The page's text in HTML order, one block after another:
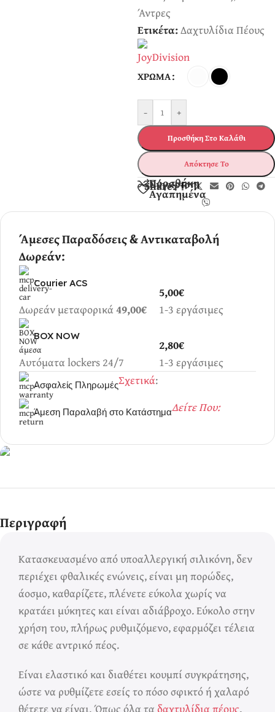
Άντρες
Ετικέτα:Δαχτυλίδια Πέους
ΧΡΏΜΑ
- +
Προσθήκη Στο Καλάθι
Απόκτησε Το
Σύγκριση
Προσθήκη
Αγαπημένα
Share:
Άμεσες Παραδόσεις & Αντικαταβολή
Δωρεάν:
Courier ACS
Δωρεάν μεταφορικά49,00€ 1-3 εργάσιμες
5,00€
BOX NOW
Αυτόματα lockers 24/7 1-3 εργάσιμες
2,80€
Ασφαλείς ΠληρωμέςΣχετικά:
Άμεση Παραλαβή στο ΚατάστημαΔείτε Που:
Ερωτικά Παιχνίδια
Friday!
Περιγραφή
Κατασκευασμένο από υποαλλεργική σιλικόνη, δεν
περιέχει φθαλικές ενώνεις, είναι μη πορώδες,
άοσμο, καθαρίζετε, πλένετε εύκολα χωρίς να
κρατάει μύκητες και είναι αδιάβροχο. Εύκολο στην
χρήση του, πλήρως ρυθμιζόμενο, εφαρμόζει τέλεια
σε κάθε αντρικό πέος.
Είναι ελαστικό και διαθέτει κουμπί συγκράτησης,
ώστε να ρυθμίζετε εσείς το πόσο σφικτό ή χαλαρό
θέτετε να είναι. Όπως όλα τα δαχτυλίδια πέους,